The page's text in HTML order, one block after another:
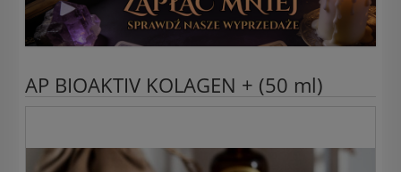
AP BIOAKTIV KOLAGEN + (50 ml)